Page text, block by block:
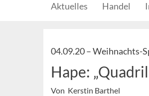
Aktuelles Handel
04.09.20 –Weihnachts-
Hape:
Von Kerstin Barthel